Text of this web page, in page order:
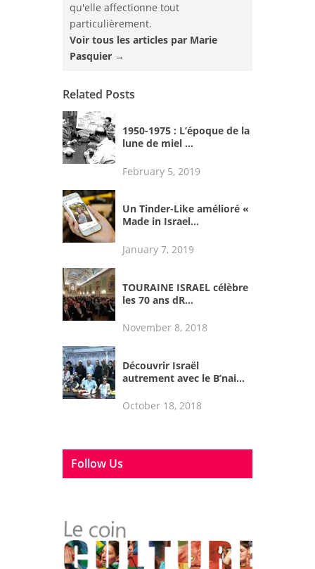
qu'elle affectionne tout
particulièrement.
Voir tous les articles par Marie
Pasquier →
Related Posts
1950-1975 : L’époque de la
lune de miel ...
February 5, 2019
Un Tinder-Like amélioré «
Made in Israel...
January 7, 2019
TOURAINE ISRAEL célèbre
les 70 ans dR...
November 8, 2018
Découvrir Israël
autrement avec le B’nai...
October 18, 2018
Follow Us